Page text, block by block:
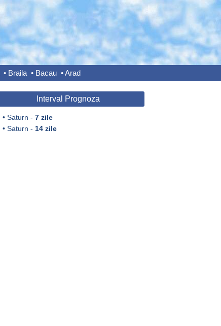
• Braila • Bacau •Arad
Interval Prognoza
• Saturn - 7 zile
• Saturn - 14 zile